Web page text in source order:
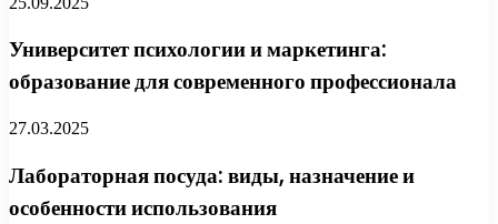
Университет психологии и маркетинга:
образование для современного профессионала
27.03.2025
Лабораторная посуда: виды, назначение и
особенности использования